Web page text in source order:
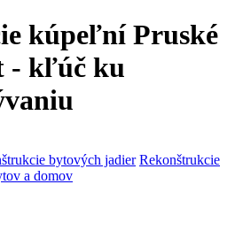
kúpeľní Pruské
- kľúč ku
bytových jadier Rekonštrukcie
a domov